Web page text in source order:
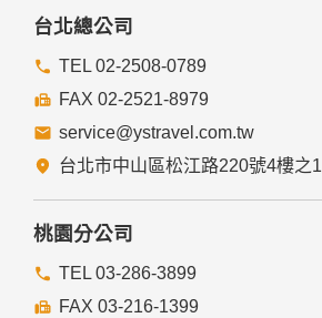
台北總公司
TEL 02-2508-0789
FAX 02-2521-8979
service@ystravel.com.tw
台北市中山區松江路220號4樓之1
桃園分公司
TEL 03-286-3899
FAX 03-216-1399